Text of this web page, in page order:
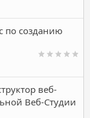
по созданию
веб-
Веб-Студии